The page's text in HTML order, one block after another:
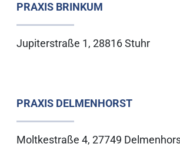
PRAXIS BRINKUM
Jupiterstraße 1, 28816 Stuhr
PRAXIS DELMENHORST
Moltkestraße 4, 27749